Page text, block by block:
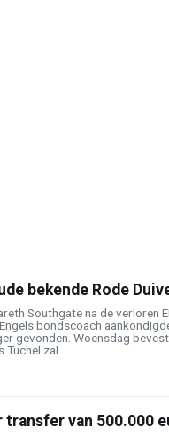
bekende Rode
Southgate na de verloren
bondscoach
gevonden. Woensdag
zal ...
transfer van 500.000